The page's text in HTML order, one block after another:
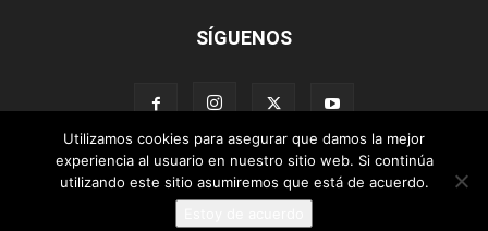
SÍGUENOS
Contacto Sobre esta Web
© 2015-2022 Ourense Turismo
Utilizamos cookies para asegurar que damos la mejor
experiencia al usuario en nuestro sitio web. Si continúa
utilizando este sitio asumiremos que está de acuerdo.